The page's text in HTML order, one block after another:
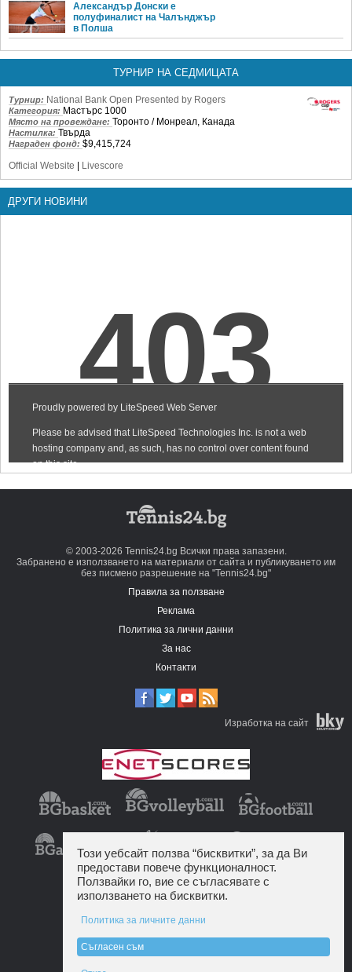
Александър Донски е
полуфиналист на Чалънджър
в Полша
ТУРНИР НА СЕДМИЦАТА
Турнир: National Bank Open Presented by Rogers
Категория: Мастърс 1000
Място на провеждане: Торонто / Монреал, Канада
Настилка: Твърда
Награден фонд: $9,415,724
Official Website
Livescore
ДРУГИ НОВИНИ
© 2003-2026 Tennis24.bg Всички права запазени.
Забранено е използването на материали от сайта и публикуването им
без писмено разрешение на "Tennis24.bg"
Правила за ползване
Реклама
Политика за лични данни
За нас
Контакти
Изработка на сайт
Този уебсайт ползва “бисквитки”, за да Ви
предостави повече функционалност.
Ползвайки го, вие се съгласявате с
използването на бисквитки.
Политика за личните данни
Съгласен съм